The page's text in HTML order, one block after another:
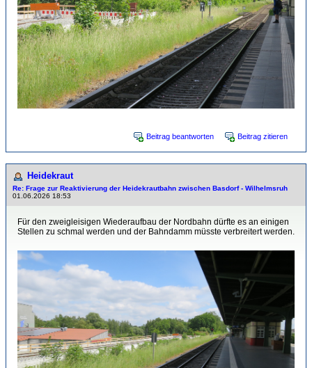
Beitrag beantworten Beitrag zitieren
Heidekraut
Re: Frage zur Reaktivierung der Heidekrautbahn zwischen Basdorf - Wilhelmsruh
01.06.2026 18:53
Für den zweigleisigen Wiederaufbau der Nordbahn dürfte es an einigen
Stellen zu schmal werden und der Bahndamm müsste verbreitert werden.